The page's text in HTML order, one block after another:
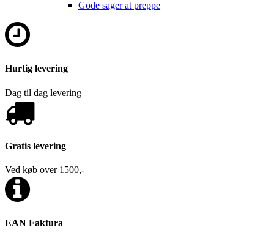
Gode sager at preppe
Hurtig levering
Dag til dag levering
Gratis levering
Ved køb over 1500,-
EAN Faktura